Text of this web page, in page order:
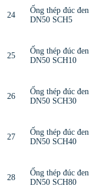
24
Ống thép đúc đen
DN50 SCH5
25
Ống thép đúc đen
DN50 SCH10
26
Ống thép đúc đen
DN50 SCH30
27
Ống thép đúc đen
DN50 SCH40
28
Ống thép đúc đen
DN50 SCH80